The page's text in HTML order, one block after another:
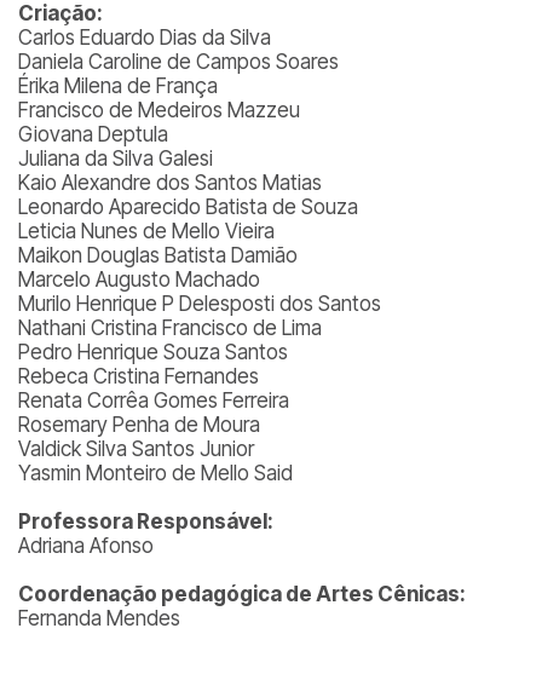
Criação:
Carlos Eduardo Dias da Silva
Daniela Caroline de Campos Soares
Érika Milena de França
Francisco de Medeiros Mazzeu
Giovana Deptula
Juliana da Silva Galesi
Kaio Alexandre dos Santos Matias
Leonardo Aparecido Batista de Souza
Leticia Nunes de Mello Vieira
Maikon Douglas Batista Damião
Marcelo Augusto Machado
Murilo Henrique P Delesposti dos Santos
Nathani Cristina Francisco de Lima
Pedro Henrique Souza Santos
Rebeca Cristina Fernandes
Renata Corrêa Gomes Ferreira
Rosemary Penha de Moura
Valdick Silva Santos Junior
Yasmin Monteiro de Mello Said
Professora Responsável:
Adriana Afonso
Coordenação pedagógica de Artes Cênicas:
Fernanda Mendes